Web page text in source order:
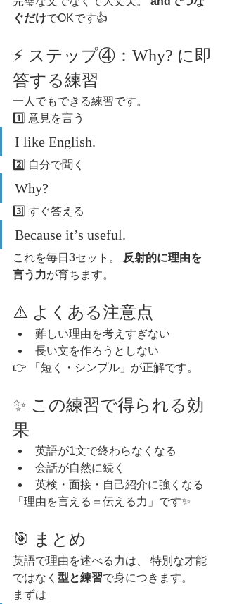
ぐだけでOKです👍
⚡ ステップ④：Why? に即
答する練習
一人でもできる練習です。
1️⃣ 意見を言う
I like English.
2️⃣ 自分で聞く
Why?
3️⃣ すぐ答える
Because it’s useful.
これを毎日3セット。
反射的に理由を
言う力が育ちます。
⚠️ よくある注意点
難しい理由を考えすぎない
長い文を作ろうとしない
👉 「短く・シンプル」が正解です。
✨ この練習で得られる効
果
英語が1文で終わらなくなる
会話が自然に続く
英検・面接・自己紹介に強くなる
「理由を言える＝伝える力」です✨
🎯 まとめ
英語で理由を述べる力は、 特別な才能
ではなく 型と練習で身につきます。
まずは